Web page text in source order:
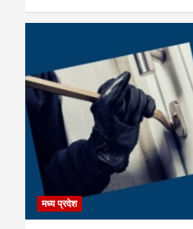
मध्य प्रदेश